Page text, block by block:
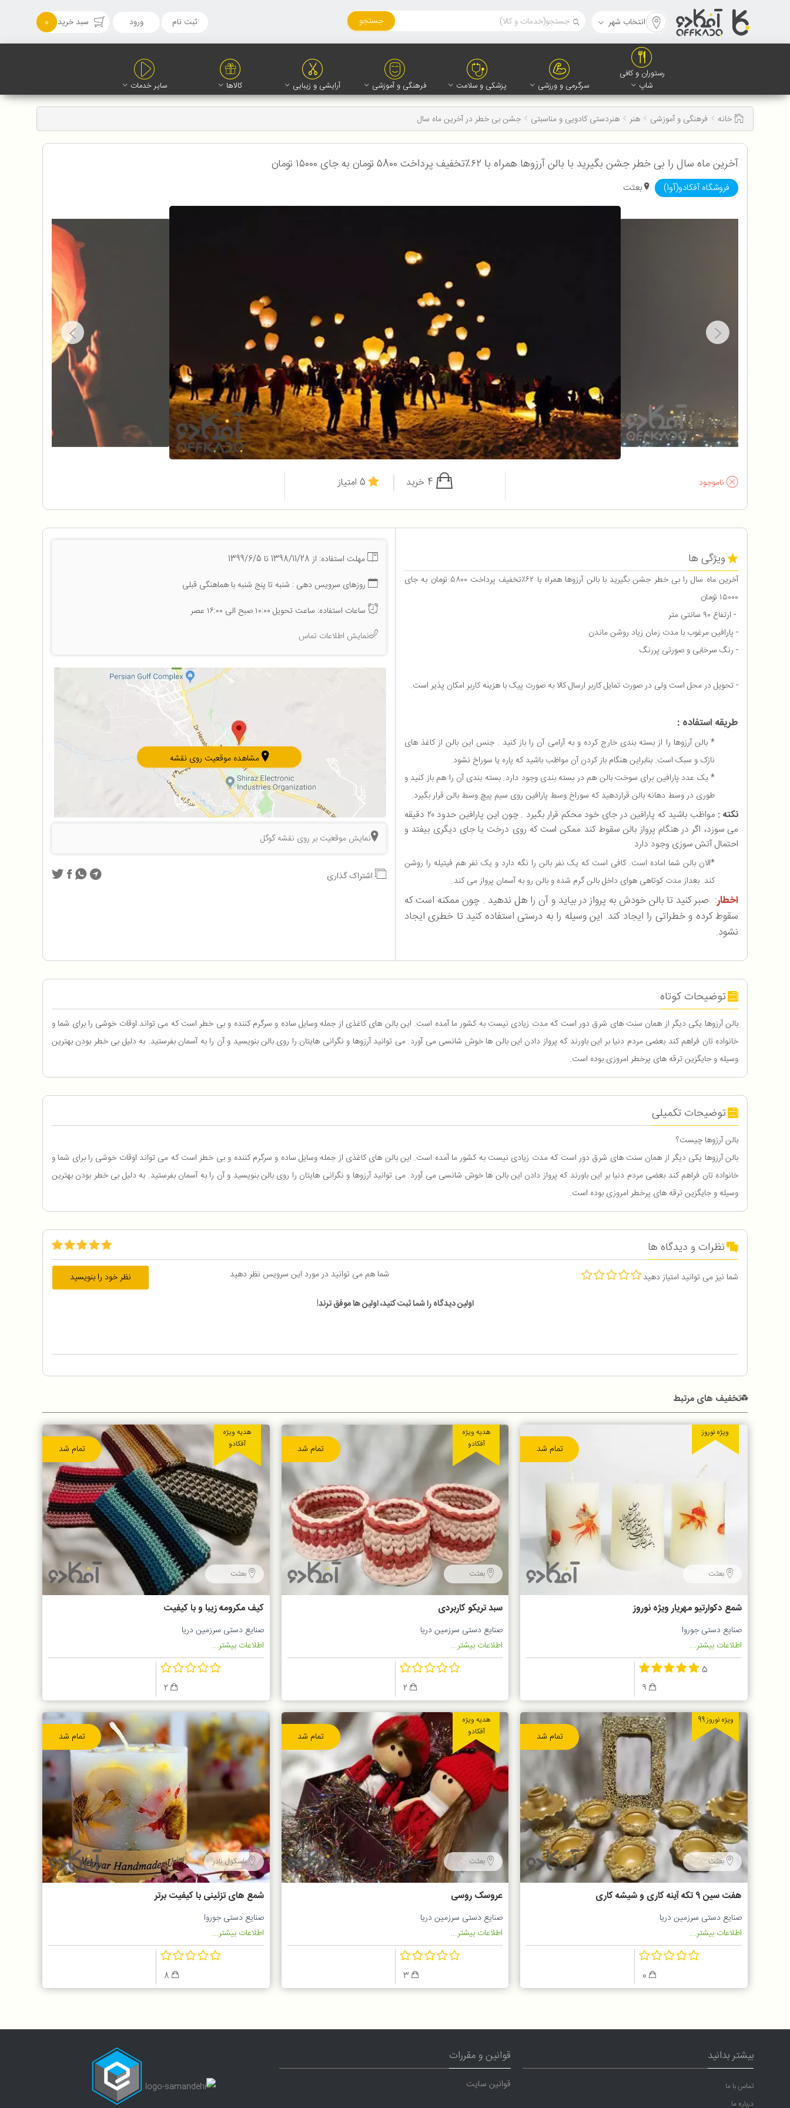
انتخاب شهر جستجو ثبت نام ورود سبد خرید 0
رستوران و کافی
شاپ
سرگرمی و ورزشی پزشکی و سلامت فرهنگی و آموزشی آرایشی و زیبایی کالاها سایر خدمات
خانه فرهنگی و آموزشی هنر هنردستی کادویی و مناسبتی جشن بی خطر در آخرین ماه سال
آخرین ماه سال را بی خطر جشن بگیرید با بالن آرزوها همراه با ۶۲٪‌تخفیف پرداخت ۵8۰۰ تومان به جای ۱۵۰۰۰ تومان
فروشگاه آفکادو(آوا) بعثت
ناموجود 5 امتیاز
ویژگی ها
آخرین ماه سال را بی خطر جشن بگیرید با بالن آرزوها همراه با ۶۲٪‌تخفیف پرداخت ۵۸۰۰ تومان به جای
۱۵۰۰۰ تومان
- ارتفاع ۹۰ سانتی متر
- پارافین مرغوب با مدت زمان زیاد روشن ماندن
- رنگ سرخابی و صورتی پررنگ
- تحویل در محل است ولی در صورت تمایل کاربر ارسال کالا به صورت پیک با هزینه کاربر امکان پذیر است.
طریقه استفاده :
* بالن آرزوها را از بسته بندی خارج کرده و به آرامی آن را باز کنید . جنس این بالن از کاغذ های
نازک و سبک است. بنابراین هنگام باز کردن آن مواظب باشید که پاره یا سوراخ نشود.
* یک عدد پارافین برای سوخت بالن هم در بسته بندی وجود دارد. بسته بندی آن را هم باز کنید و
طوری در وسط دهانه بالن قراردهید که سوراخ وسط پارافین روی سیم پیچ وسط بالن قرار بگیرد.
نکته :
مواظب باشید که پارافین در جای خود محکم قرار بگیرد . چون این پارافین حدود ۲۰ دقیقه
می سوزد، اگر در هنگام پرواز بالن سقوط کند ممکن است که روی درخت یا جای دیگری بیفتد و
احتمال آتش سوزی وجود دارد
*الان بالن شما اماده است. کافی است که یک نفر بالن را نگه دارد و یک نفر هم فیتیله را روشن
کند. بعداز مدت کوتاهی هوای داخل بالن گرم شده و بالن رو به آسمان پرواز می کند.
اخطار: صبر کنید تا بالن خودش به پرواز در بیاید و آن را هل ندهید . چون ممکنه است که
سقوط کرده و خطراتی را ایجاد کند. این وسیله را به درستی استفاده کنید تا خطری ایجاد
نشود.
مهلت استفاده: از 1398/11/28 تا 1399/6/5
روزهای سرویس دهی : شنبه تا پنج شنبه با هماهنگی قبلی
ساعات استفاده: ساعت تحویل ۱۰:۰۰ صبح الی ۱۶:۰۰ عصر
نمایش اطلاعات تماس
مشاهده موقعیت روی نقشه
نمایش موقعیت بر روی نقشه گوگل
اشتراک گذاری
توضیحات کوتاه
بالن آرزوها یکی دیگر از همان سنت های شرق دور است که مدت زیادی نیست به کشور ما آمده است. این بالن های کاغذی از جمله وسایل ساده و سرگرم کننده و بی خطر است که می تواند اوقات خوشی را برای شما و
خانواده تان فراهم کند بعضی مردم دنیا بر این باورند که پرواز دادن این بالن ها خوش شانسی می آورد. می توانید آرزوها و نگرانی هایتان را روی بالن بنویسید و آن را به آسمان بفرستید. به دلیل بی خطر بودن بهترین
وسیله و جایگزین ترقه های پرخطر امروزی بوده است.
توضیحات تکمیلی
بالن آرزوها چیست؟
بالن آرزوها یکی دیگر از همان سنت های شرق دور است که مدت زیادی نیست به کشور ما آمده است. این بالن های کاغذی از جمله وسایل ساده و سرگرم کننده و بی خطر است که می تواند اوقات خوشی را برای شما و
خانواده تان فراهم کند بعضی مردم دنیا بر این باورند که پرواز دادن این بالن ها خوش شانسی می آورد. می توانید آرزوها و نگرانی هایتان را روی بالن بنویسید و آن را به آسمان بفرستید. به دلیل بی خطر بودن بهترین
وسیله و جایگزین ترقه های پرخطر امروزی بوده است.
نظرات و دیدگاه ها
شما نیز می توانید امتیاز دهید شما هم می توانید در مورد این سرویس نظر دهید
نظر خود را بنویسید
اولین دیدگاه را شما ثبت کنید، اولین ها موفق ترند!
تخفیف های مرتبط
تمام شد
ویژه نوروز
بعثت
شمع دکوارتیو مهریار ویژه نوروز
صنایع دستی جوروا
اطلاعات بیشتر...
5
تمام شد
هدیه ویژه
آفکادو
بعثت
سبد تریکو کاربردی
صنایع دستی سرزمین دریا
اطلاعات بیشتر...
2
تمام شد
هدیه ویژه
آفکادو
بعثت
کیف مکرومه زیبا و با کیفیت
صنایع دستی سرزمین دریا
اطلاعات بیشتر...
2
تمام شد
ویژه نوروز 99
بعثت
هفت سین 9 تکه آینه کاری و شیشه کاری
صنایع دستی سرزمین دریا
اطلاعات بیشتر...
تمام شد
هدیه ویژه
آفکادو
بعثت
عروسک روسی
صنایع دستی سرزمین دریا
اطلاعات بیشتر...
3
تمام شد
باسکول نادر
شمع های تزئینی با کیفیت برتر
صنایع دستی جوروا
اطلاعات بیشتر...
8
بیشتر بدانید
تماس با ما
درباره ما
قوانین و مقررات
قوانین سایت